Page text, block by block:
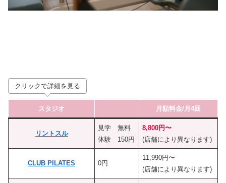
クリックで詳細を見る
スタジオ 月額料金/月4回
リントスル
見学 無料
体験 150円
8,800円〜
(店舗により異なります)
CLUB PILATES 0円
11,990円〜
(店舗により異なります)